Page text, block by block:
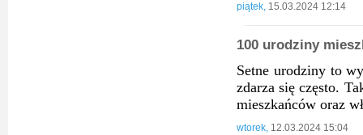
piątek, 15.03.2024 12:14
100 urodziny
Setne urodziny to
zdarza się często.
mieszkańców oraz
wtorek, 12.03.2024 15:04